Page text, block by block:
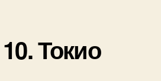
10. Токио